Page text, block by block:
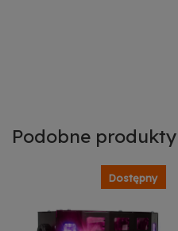
Podobne produkty
Dostępny